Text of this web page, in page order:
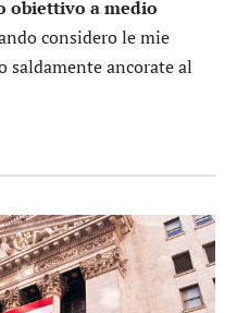
obiettivo a medio
considero le mie
ancorate al